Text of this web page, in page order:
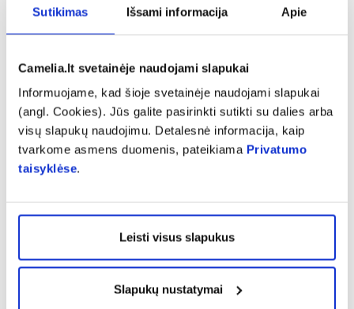
Sutikimas Išsami informacija Apie
Camelia.lt svetainėje naudojami slapukai
Informuojame, kad šioje svetainėje naudojami slapukai
(angl. Cookies). Jūs galite pasirinkti sutikti su dalies arba
visų slapukų naudojimu. Detalesnė informacija, kaip
tvarkome asmens duomenis, pateikiama Privatumo
taisyklėse.
Leisti visus slapukus
Slapukų nustatymai
šeimos gydytoju, nes tai gali būti sinusitas, kurį
daugeliu atvejų reikia gydyti antibiotikais.
Dantų neturėtų skaudėti nei valgant, nei
ramybės metu, todėl, jei atsiranda mažesnio ar
didesnio intensyvumo skausmų, delsti
nereikėtų. Jei ūmus skausmas užklupo naktį ar
savaitgalį, kelionės ar darbo metu, kamuotis
skausmo rekomenduojamomis dozėmis,
pavyzdžiui, deksketoprofeno(„Dolmen“).
Iki vizito pas odontologą labai svarbu laikytis
kruopščios burnos higienos, vengti dantų